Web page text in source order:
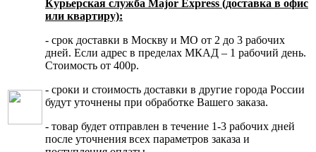
Курьерская служба Major Express (доставка в офис
или квартиру):
- срок доставки в Москву и МО от 2 до 3 рабочих
дней. Если адрес в пределах МКАД – 1 рабочий день.
Стоимость от 400р.
- сроки и стоимость доставки в другие города России
будут уточнены при обработке Вашего заказа.
- товар будет отправлен в течение 1-3 рабочих дней
после уточнения всех параметров заказа и